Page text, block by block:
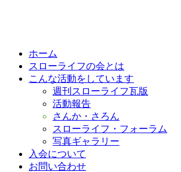
ホーム
スローライフの会とは
こんな活動をしています
週刊スローライフ瓦版
活動報告
さんか・さろん
スローライフ・フォーラム
写真ギャラリー
入会について
お問い合わせ